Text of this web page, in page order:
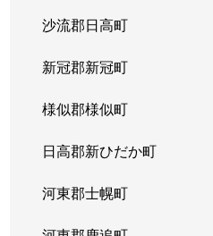
沙流郡日高町
新冠郡新冠町
様似郡様似町
日高郡新ひだか町
河東郡士幌町